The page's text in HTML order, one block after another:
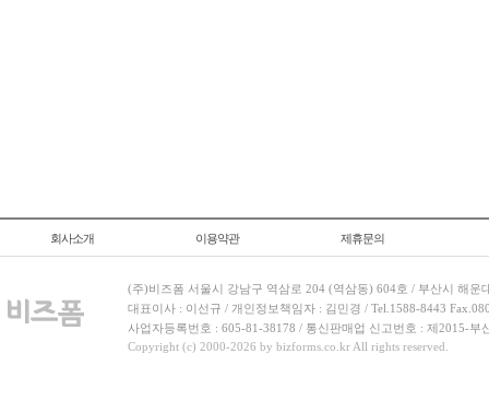
회사소개 이용약관 제휴문의
(주)비즈폼 서울시 강남구 역삼로 204 (역삼동) 604호 / 부산시 해운
대표이사 : 이선규 / 개인정보책임자 : 김민경 / Tel.1588-8443
사업자등록번호 : 605-81-38178 / 통신판매업 신고번호 : 제2015-부
Copyright (c) 2000-2026 by bizforms.co.kr All rights reserved.